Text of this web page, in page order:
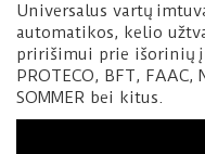
Universalus vartų
automatikos, kelio
pririšimui prie išorinių
PROTECO, BFT, FAAC,
SOMMER bei kitus.